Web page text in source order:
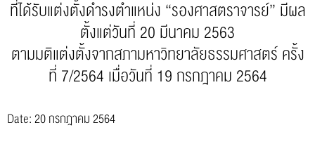
ที่ได้รับแต่งตั้งดำรงตำแหน่ง “รองศาสตราจารย์” มีผล
ตั้งแต่วันที่ 20 มีนาคม 2563
ตามมติแต่งตั้งจากสภามหาวิทยาลัยธรรมศาสตร์ ครั้ง
ที่ 7/2564 เมื่อวันที่ 19 กรกฎาคม 2564
Date: 20 กรกฎาคม 2564